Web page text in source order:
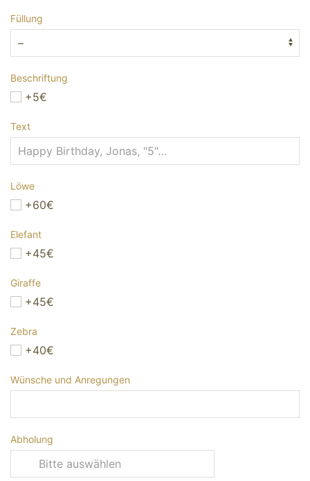
Füllung
Beschriftung
+5€
Text
Löwe
+60€
Elefant
+45€
Giraffe
+45€
Zebra
+40€
Wünsche und Anregungen
Abholung